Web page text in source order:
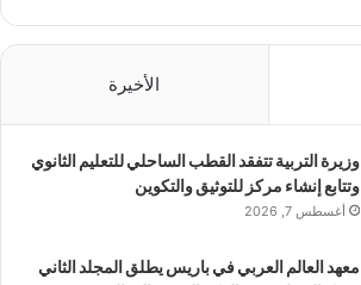
الأخيرة
وزيرة التربية تتفقد القطب الساحلي للتعليم الثانوي
وتتابع إنشاء مركز للتوثيق والتكوين
أغسطس 7, 2026
معهد العالم العربي في باريس يطلق المجلد الثاني